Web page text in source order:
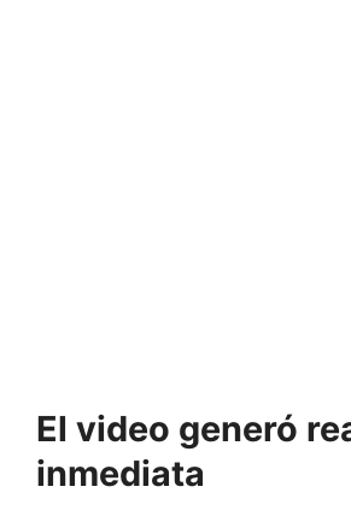
El video generó
inmediata